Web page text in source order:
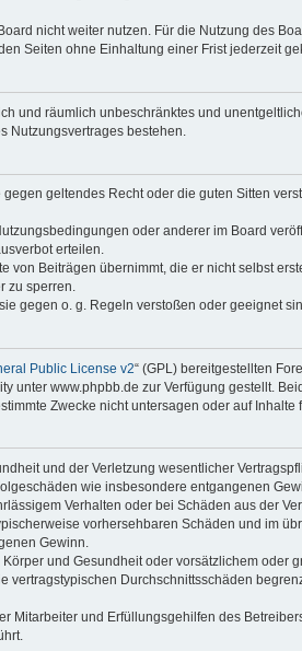
nicht weiter nutzen. Für die Nutzung des
Seiten ohne Einhaltung einer Frist jederzeit
und räumlich unbeschränktes und
Nutzungsvertrages bestehen.
geltendes Recht oder die guten Sitten
oder anderer im Board
erteilen.
Beiträgen übernimmt, die er nicht selbst
zu sperren.
gegen o. g. Regeln verstoßen oder geeignet
Public License v2“ (GPL) bereitgestellten
www.phpbb.de zur Verfügung gestellt.
Zwecke nicht untersagen oder auf Inhalte
und der Verletzung wesentlicher
wie insbesondere entgangenen
Verhalten oder bei Schäden aus der
vorhersehbaren Schäden und im
Gewinn.
und Gesundheit oder vorsätzlichem oder
Durchschnittsschäden
Mitarbeiter und Erfüllungsgehilfen des